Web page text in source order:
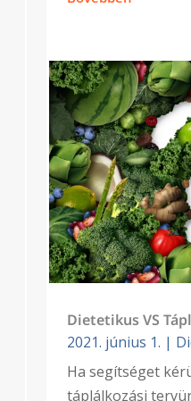
Dietetikus VS
2021. június 1. |
Ha segítséget
táplálkozási